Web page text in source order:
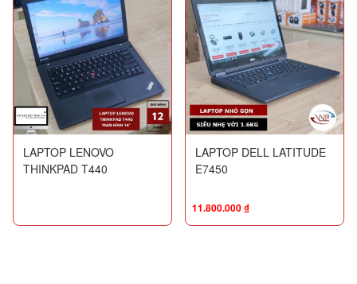
LAPTOP LENOVO
THINKPAD T440
LAPTOP DELL LATITUDE
E7450
11.800.000₫